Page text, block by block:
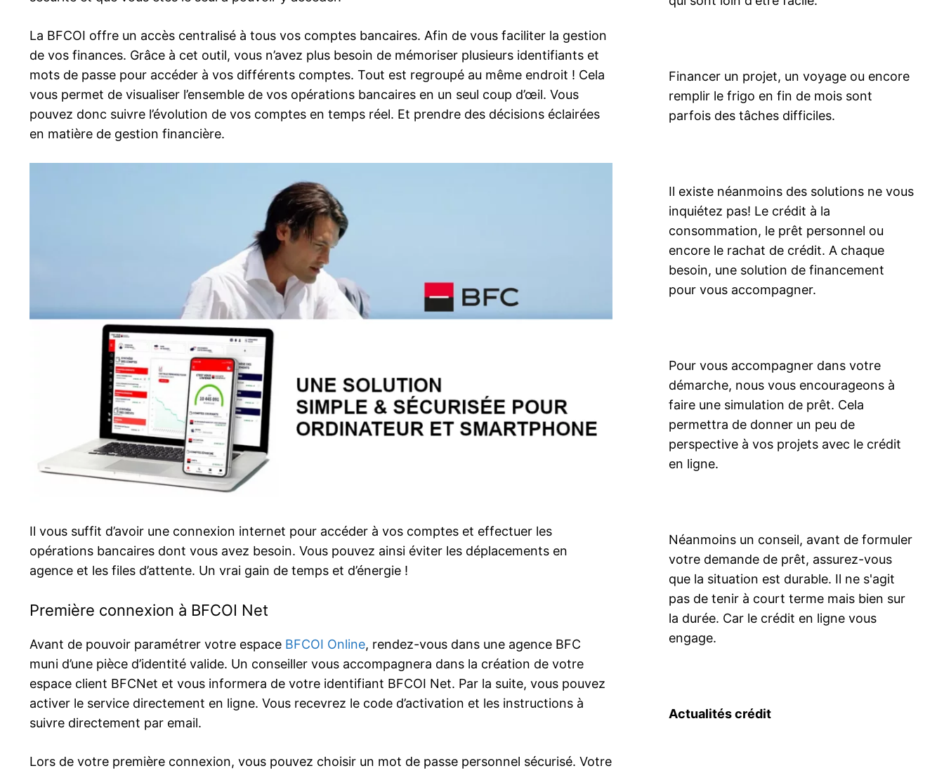
La BFCOI offre un accès centralisé à tous vos comptes bancaires. Afin de vous faciliter la gestion
de vos finances. Grâce à cet outil, vous n’avez plus besoin de mémoriser plusieurs identifiants et
mots de passe pour accéder à vos différents comptes. Tout est regroupé au même endroit ! Cela
vous permet de visualiser l’ensemble de vos opérations bancaires en un seul coup d’œil. Vous
pouvez donc suivre l’évolution de vos comptes en temps réel. Et prendre des décisions éclairées
en matière de gestion financière.
Il vous suffit d’avoir une connexion internet pour accéder à vos comptes et effectuer les
opérations bancaires dont vous avez besoin. Vous pouvez ainsi éviter les déplacements en
agence et les files d’attente. Un vrai gain de temps et d’énergie !
Première connexion à BFCOI Net
Avant de pouvoir paramétrer votre espace BFCOI Online, rendez-vous dans une agence BFC
muni d’une pièce d’identité valide. Un conseiller vous accompagnera dans la création de votre
espace client BFCNet et vous informera de votre identifiant BFCOI Net. Par la suite, vous pouvez
activer le service directement en ligne. Vous recevrez le code d’activation et les instructions à
suivre directement par email.
Lors de votre première connexion, vous pouvez choisir un mot de passe personnel sécurisé. Votre
Financer un projet, un voyage ou encore
remplir le frigo en fin de mois sont
parfois des tâches difficiles.
Il existe néanmoins des solutions ne vous
inquiétez pas! Le crédit à la
consommation, le prêt personnel ou
encore le rachat de crédit. A chaque
besoin, une solution de financement
pour vous accompagner.
Pour vous accompagner dans votre
démarche, nous vous encourageons à
faire une simulation de prêt. Cela
permettra de donner un peu de
perspective à vos projets avec le crédit
en ligne.
Néanmoins un conseil, avant de formuler
votre demande de prêt, assurez-vous
que la situation est durable. Il ne s'agit
pas de tenir à court terme mais bien sur
la durée. Car le crédit en ligne vous
engage.
Actualités crédit